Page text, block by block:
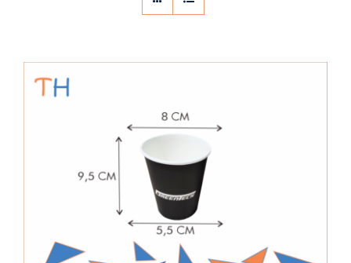
Hot Paper Cup 8OZ Cetak Logo 1
Warna – Kawasaki
Cetak Logo Paper Cup Hot Paper Cup
Special Item